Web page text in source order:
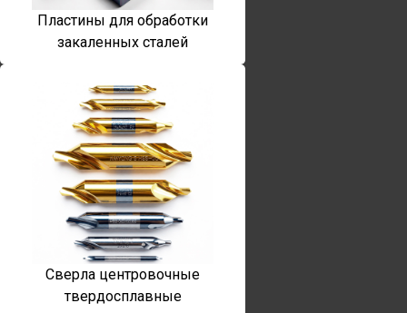
Пластины для обработки
закаленных сталей
Сверла центровочные
твердосплавные